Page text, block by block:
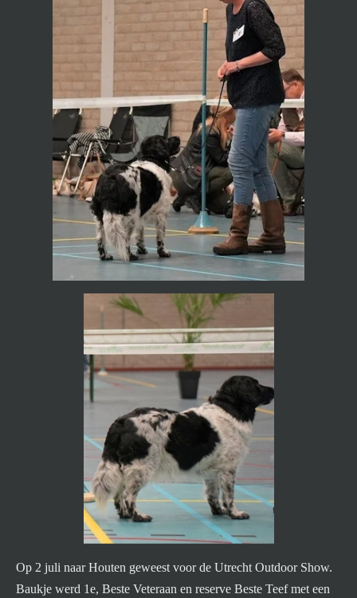
Op 2 juli naar Houten geweest voor de Utrecht Outdoor Show.
Baukje werd 1e, Beste Veteraan en reserve Beste Teef met een